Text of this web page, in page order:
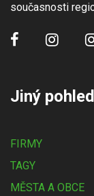
současnosti
Jiný pohled
FIRMY
TAGY
MĚSTA A OBCE